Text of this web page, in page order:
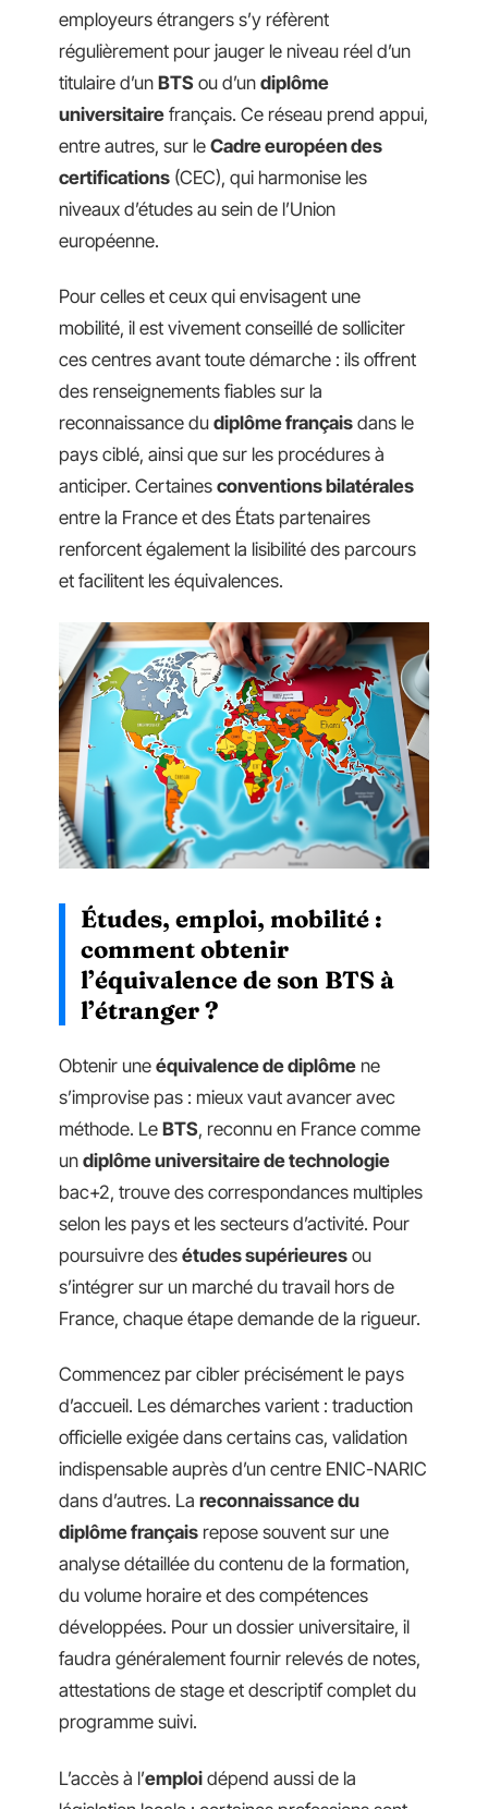
employeurs étrangers s’y réfèrent
régulièrement pour jauger le niveau réel d’un
titulaire d’un BTS ou d’un diplôme
universitaire français. Ce réseau prend appui,
entre autres, sur le Cadre européen des
certifications (CEC), qui harmonise les
niveaux d’études au sein de l’Union
européenne.
Pour celles et ceux qui envisagent une
mobilité, il est vivement conseillé de solliciter
ces centres avant toute démarche : ils offrent
des renseignements fiables sur la
reconnaissance du diplôme français dans le
pays ciblé, ainsi que sur les procédures à
anticiper. Certaines conventions bilatérales
entre la France et des États partenaires
renforcent également la lisibilité des parcours
et facilitent les équivalences.
Études, emploi, mobilité :
comment obtenir
l’équivalence de son BTS à
l’étranger ?
Obtenir une équivalence de diplôme ne
s’improvise pas : mieux vaut avancer avec
méthode. Le BTS, reconnu en France comme
un diplôme universitaire de technologie
bac+2, trouve des correspondances multiples
selon les pays et les secteurs d’activité. Pour
poursuivre des études supérieures ou
s’intégrer sur un marché du travail hors de
France, chaque étape demande de la rigueur.
Commencez par cibler précisément le pays
d’accueil. Les démarches varient : traduction
officielle exigée dans certains cas, validation
indispensable auprès d’un centre ENIC-NARIC
dans d’autres. La reconnaissance du
diplôme français repose souvent sur une
analyse détaillée du contenu de la formation,
du volume horaire et des compétences
développées. Pour un dossier universitaire, il
faudra généralement fournir relevés de notes,
attestations de stage et descriptif complet du
programme suivi.
L’accès à l’emploi dépend aussi de la